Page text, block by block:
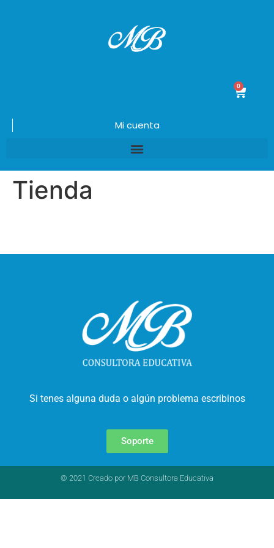
0
Mi cuenta
Tienda
Si tenes alguna duda o algún problema escribinos
Soporte
© 2021 Creado por MB Consultora Educativa